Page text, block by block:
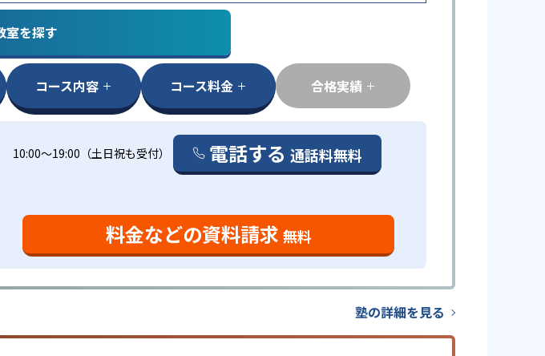
室を探す
コース内容 コース料金 合格実績
10:00～19:00（土日祝も受付） 電話する 通話料無料
料金などの資料請求 無料
塾の詳細を見る